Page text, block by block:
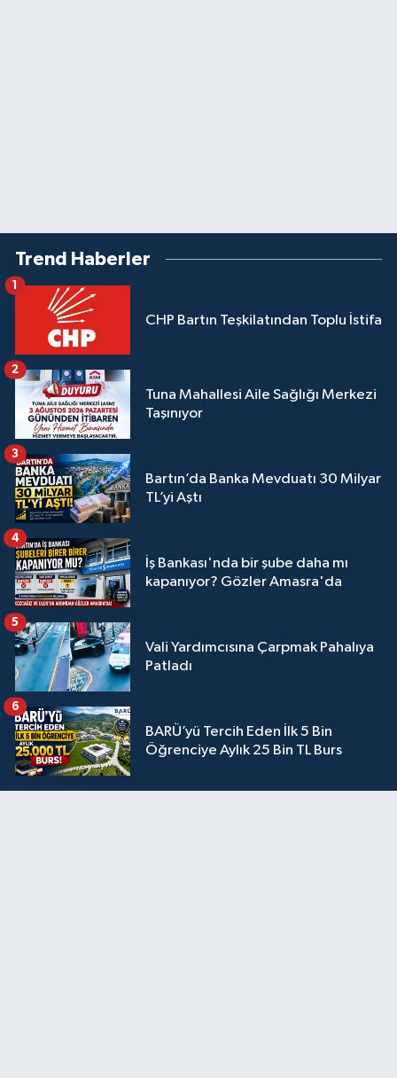
Trend Haberler
CHP Bartın Teşkilatından Toplu İstifa
1
Tuna Mahallesi Aile Sağlığı Merkezi
Taşınıyor
2
Bartın’da Banka Mevduatı 30 Milyar
TL’yi Aştı
3
İş Bankası'nda bir şube daha mı
kapanıyor? Gözler Amasra'da
4
Vali Yardımcısına Çarpmak Pahalıya
Patladı
5
BARÜ’yü Tercih Eden İlk 5 Bin
Öğrenciye Aylık 25 Bin TL Burs
6